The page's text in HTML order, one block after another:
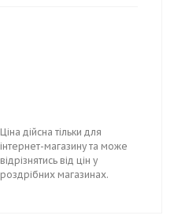
Ціна дійсна тільки для
інтернет-магазину та може
відрізнятись від цін у
роздрібних магазинах.